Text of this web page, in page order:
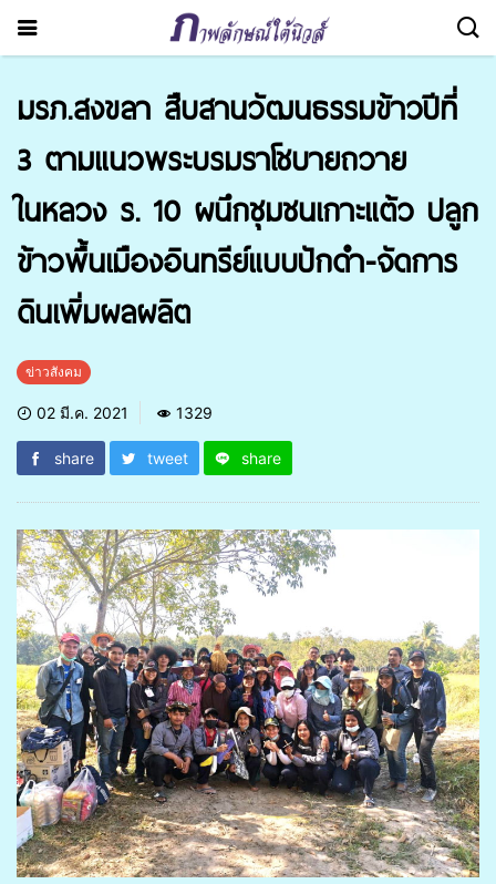
มรภ.สงขลา สืบสานวัฒนธรรมข้าวปีที่
3 ตามแนวพระบรมราโชบายถวาย
ในหลวง ร. 10 ผนึกชุมชนเกาะแต้ว ปลูก
ข้าวพื้นเมืองอินทรีย์แบบปักดำ-จัดการ
ดินเพิ่มผลผลิต
ข่าวสังคม
02 มี.ค. 2021 1329
share tweet share